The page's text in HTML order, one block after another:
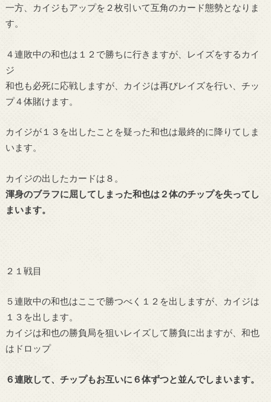
一方、カイジもアップを２枚引いて互角のカード態勢となりま
す。
４連敗中の和也は１２で勝ちに行きますが、レイズをするカイ
ジ
和也も必死に応戦しますが、カイジは再びレイズを行い、チッ
プ４体賭けます。
カイジが１３を出したことを疑った和也は最終的に降りてしま
います。
カイジの出したカードは８。
渾身のブラフに屈してしまった和也は２体のチップを失ってし
まいます。
２１戦目
５連敗中の和也はここで勝つべく１２を出しますが、カイジは
１３を出します。
カイジは和也の勝負局を狙いレイズして勝負に出ますが、和也
はドロップ
６連敗して、チップもお互いに６体ずつと並んでしまいます。